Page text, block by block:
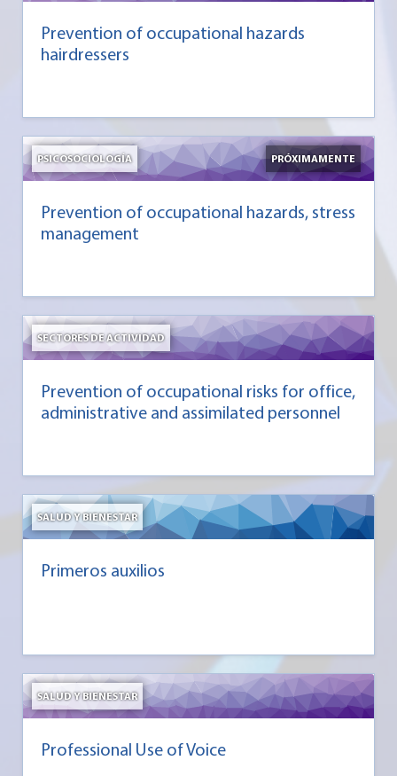
PSICOSOCIOLOGÍA PRÓXIMAMENTE
Prevention of occupational hazards, stress
management
SALUD Y BIENESTAR
Primeros auxilios
Prevention of occupational hazards
hairdressers
SECTORES DE ACTIVIDAD
Prevention of occupational risks for office,
administrative and assimilated personnel
SALUD Y BIENESTAR
Professional Use of Voice